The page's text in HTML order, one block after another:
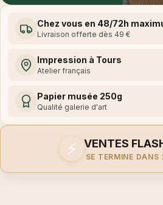
Chez vous en 48/72h
Livraison offerte dès 49 €
Impression à Tours
Atelier français
Papier musée 250g
Qualité galerie d'art
⚡ VENTES
SE TERMINE DANS